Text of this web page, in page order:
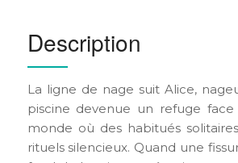
Description
La ligne de nage suit Alice,
piscine devenue un refuge
monde où des habitués
rituels silencieux. Quand une